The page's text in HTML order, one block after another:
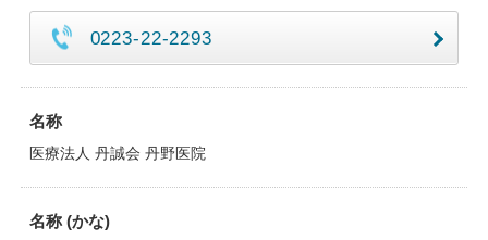
0223-22-2293
名称
医療法人 丹誠会 丹野医院
名称 (かな)